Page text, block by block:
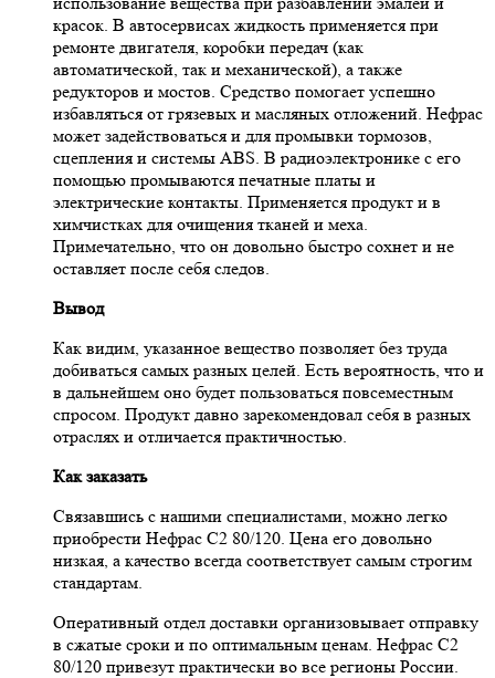
красок. В автосервисах жидкость применяется при
ремонте двигателя, коробки передач (как
автоматической, так и механической), а также
редукторов и мостов. Средство помогает успешно
избавляться от грязевых и масляных отложений. Нефрас
может задействоваться и для промывки тормозов,
сцепления и системы ABS. В радиоэлектронике с его
помощью промываются печатные платы и
электрические контакты. Применяется продукт и в
химчистках для очищения тканей и меха.
Примечательно, что он довольно быстро сохнет и не
оставляет после себя следов.
Вывод
Как видим, указанное вещество позволяет без труда
добиваться самых разных целей. Есть вероятность, что и
в дальнейшем оно будет пользоваться повсеместным
спросом. Продукт давно зарекомендовал себя в разных
отраслях и отличается практичностью.
Как заказать
Связавшись с нашими специалистами, можно легко
приобрести Нефрас С2 80/120. Цена его довольно
низкая, а качество всегда соответствует самым строгим
стандартам.
Оперативный отдел доставки организовывает отправку
в сжатые сроки и по оптимальным ценам. Нефрас С2
80/120 привезут практически во все регионы России.